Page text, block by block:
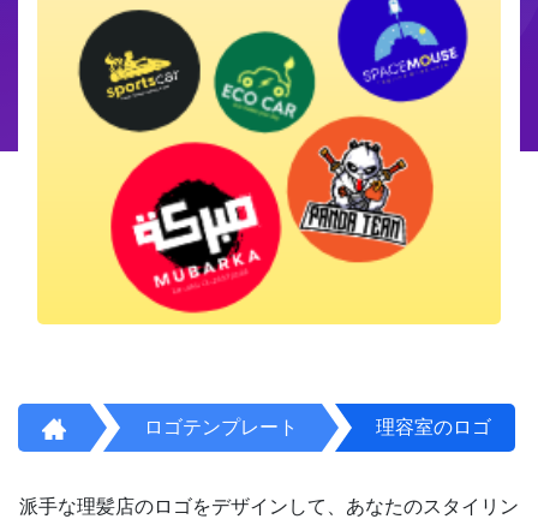
ロゴテンプレート 理容室のロゴ
派手な理髪店のロゴをデザインして、あなたのスタイリン